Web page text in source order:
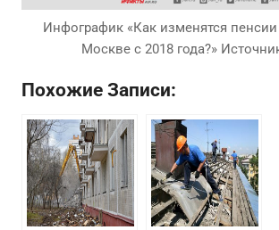
Инфографик «Как изменятся
Москве с 2018 года?»
Похожие Записи: